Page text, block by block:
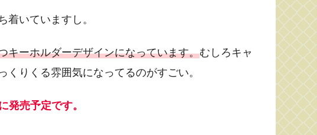
いていますし。
キーホルダーデザインになっています。むしろキャ
りくる雰囲気になってるのがすごい。
売予定です。